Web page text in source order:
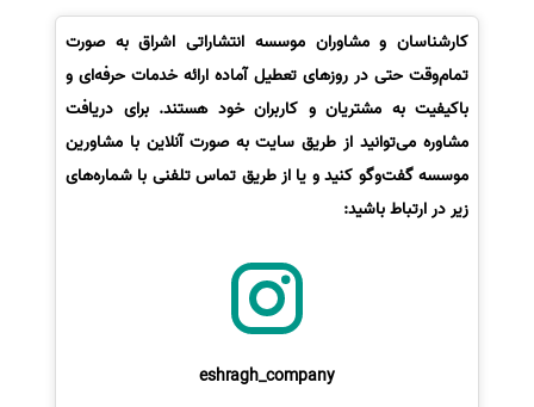
کارشناسان و مشاوران موسسه انتشاراتی اشراق به صورت
تمام‌وقت حتی در روزهای تعطیل آماده ارائه خدمات حرفه‌ای و
باکیفیت به مشتریان و کاربران خود هستند. برای دریافت
مشاوره می‌توانید از طریق سایت به صورت آنلاین با مشاورین
موسسه گفت‌وگو کنید و یا از طریق تماس تلفنی با شماره‌های
زیر در ارتباط باشید:
eshragh_company